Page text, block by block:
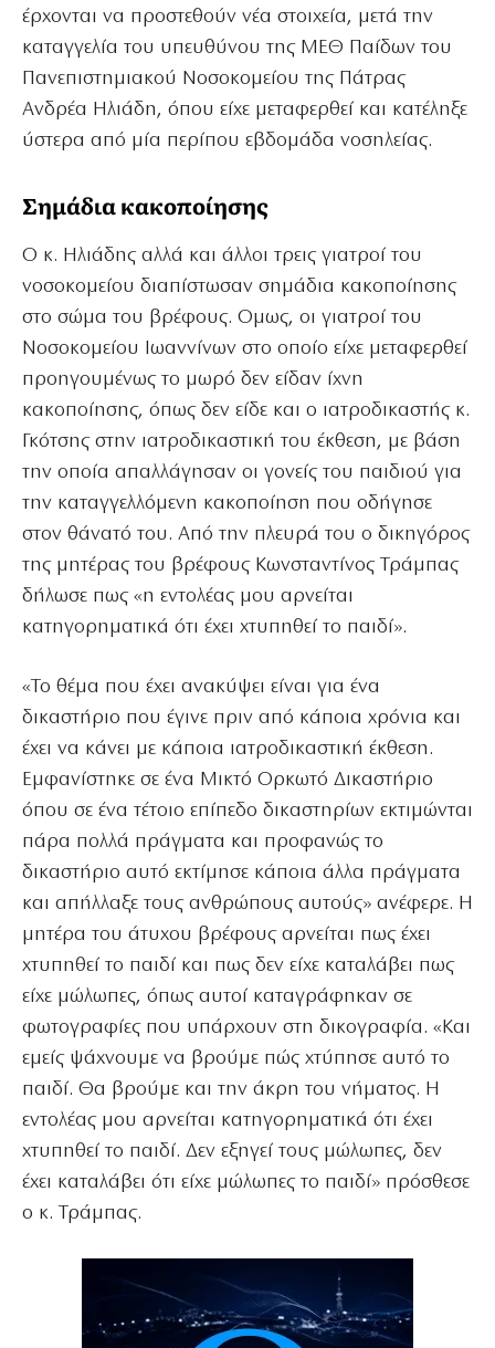
έρχονται να προστεθούν νέα στοιχεία, μετά την
καταγγελία του υπευθύνου της ΜΕΘ Παίδων του
Πανεπιστημιακού Νοσοκομείου της Πάτρας
Ανδρέα Ηλιάδη, όπου είχε μεταφερθεί και κατέληξε
ύστερα από μία περίπου εβδομάδα νοσηλείας.
Σημάδια κακοποίησης
Ο κ. Ηλιάδης αλλά και άλλοι τρεις γιατροί του
νοσοκομείου διαπίστωσαν σημάδια κακοποίησης
στο σώμα του βρέφους. Ομως, οι γιατροί του
Νοσοκομείου Ιωαννίνων στο οποίο είχε μεταφερθεί
προηγουμένως το μωρό δεν είδαν ίχνη
κακοποίησης, όπως δεν είδε και ο ιατροδικαστής κ.
Γκότσης στην ιατροδικαστική του έκθεση, με βάση
την οποία απαλλάγησαν οι γονείς του παιδιού για
την καταγγελλόμενη κακοποίηση που οδήγησε
στον θάνατό του. Από την πλευρά του ο δικηγόρος
της μητέρας του βρέφους Κωνσταντίνος Τράμπας
δήλωσε πως «η εντολέας μου αρνείται
κατηγορηματικά ότι έχει χτυπηθεί το παιδί».
«Το θέμα που έχει ανακύψει είναι για ένα
δικαστήριο που έγινε πριν από κάποια χρόνια και
έχει να κάνει με κάποια ιατροδικαστική έκθεση.
Εμφανίστηκε σε ένα Μικτό Ορκωτό Δικαστήριο
όπου σε ένα τέτοιο επίπεδο δικαστηρίων εκτιμώνται
πάρα πολλά πράγματα και προφανώς το
δικαστήριο αυτό εκτίμησε κάποια άλλα πράγματα
και απήλλαξε τους ανθρώπους αυτούς» ανέφερε. Η
μητέρα του άτυχου βρέφους αρνείται πως έχει
χτυπηθεί το παιδί και πως δεν είχε καταλάβει πως
είχε μώλωπες, όπως αυτοί καταγράφηκαν σε
φωτογραφίες που υπάρχουν στη δικογραφία. «Και
εμείς ψάχνουμε να βρούμε πώς χτύπησε αυτό το
παιδί. Θα βρούμε και την άκρη του νήματος. Η
εντολέας μου αρνείται κατηγορηματικά ότι έχει
χτυπηθεί το παιδί. Δεν εξηγεί τους μώλωπες, δεν
έχει καταλάβει ότι είχε μώλωπες το παιδί» πρόσθεσε
ο κ. Τράμπας.